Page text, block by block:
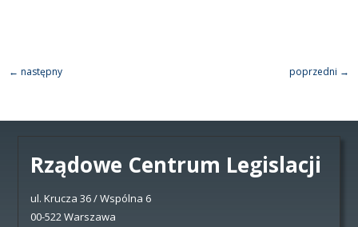
←następny poprzedni →
Rządowe Centrum Legislacji
ul. Krucza 36 / Wspólna 6
00-522 Warszawa